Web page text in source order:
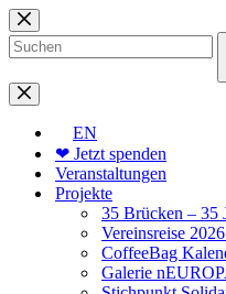
Zum
Inhalt
springen
Keine
Ergebnisse
EN
❤ Jetzt spenden
Veranstaltungen
Projekte
35 Brücken – 35
Vereinsreise
CoffeeBag
Galerie